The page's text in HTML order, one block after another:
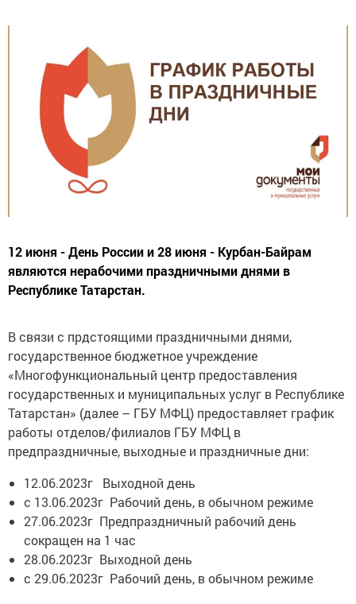
12 июня - День России и 28 июня - Курбан-Байрам
являются нерабочими праздничными днями в
Республике Татарстан.
В связи с прдстоящими праздничными днями,
государственное бюджетное учреждение
«Многофункциональный центр предоставления
государственных и муниципальных услуг в Республике
Татарстан» (далее – ГБУ МФЦ) предоставляет график
работы отделов/филиалов ГБУ МФЦ в
предпраздничные, выходные и праздничные дни:
12.06.2023г Выходной день
с 13.06.2023г Рабочий день, в обычном режиме
27.06.2023г Предпраздничный рабочий день
сокращен на 1 час
28.06.2023г Выходной день
с 29.06.2023г Рабочий день, в обычном режиме